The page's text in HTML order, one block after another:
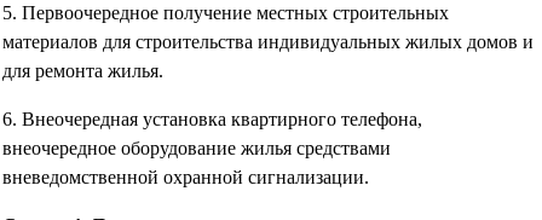
5. Первоочередное получение местных строительных
материалов для строительства индивидуальных жилых домов и
для ремонта жилья.
6. Внеочередная установка квартирного телефона,
внеочередное оборудование жилья средствами
вневедомственной охранной сигнализации.